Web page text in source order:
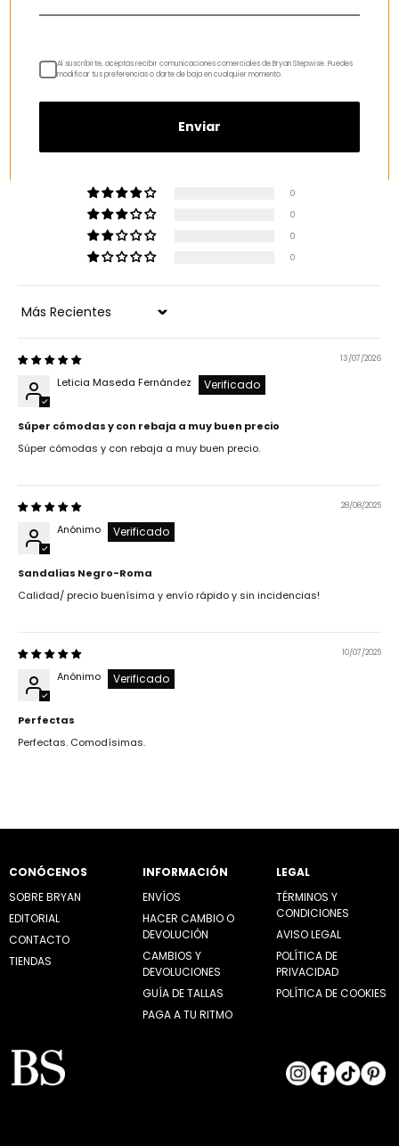
0
0
0
0
Sort by
13/07/2026
Leticia Maseda Fernández
Súper cómodas y con rebaja a muy buen precio
Súper cómodas y con rebaja a muy buen precio.
28/08/2025
Anónimo
Sandalias Negro-Roma
Calidad/ precio buenísima y envío rápido y sin incidencias!
10/07/2025
Anónimo
Perfectas
Perfectas. Comodísimas.
CONÓCENOS
SOBRE BRYAN
EDITORIAL
CONTACTO
TIENDAS
INFORMACIÓN
ENVÍOS
HACER CAMBIO O
DEVOLUCIÓN
CAMBIOS Y
DEVOLUCIONES
GUÍA DE TALLAS
PAGA A TU RITMO
LEGAL
TÉRMINOS Y
CONDICIONES
AVISO LEGAL
POLÍTICA DE
PRIVACIDAD
POLÍTICA DE COOKIES
Al suscribirte, aceptas recibir comunicaciones comerciales de Bryan Stepwise. Puedes
modificar tus preferencias o darte de baja en cualquier momento.
Enviar